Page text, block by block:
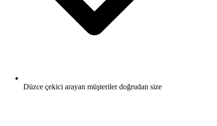
Düzce çekici arayan müşteriler doğrudan size